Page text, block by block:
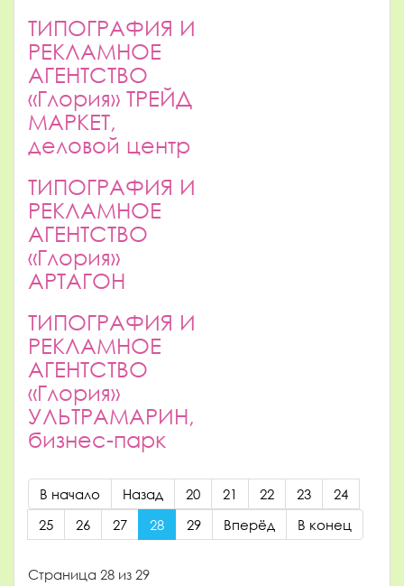
ТИПОГРАФИЯ И
РЕКЛАМНОЕ
АГЕНТСТВО
«Глория» ТРЕЙД
МАРКЕТ,
деловой центр
ТИПОГРАФИЯ И
РЕКЛАМНОЕ
АГЕНТСТВО
«Глория»
АРТАГОН
ТИПОГРАФИЯ И
РЕКЛАМНОЕ
АГЕНТСТВО
«Глория»
УЛЬТРАМАРИН,
бизнес-парк
В начало Назад 20 21 22 23
24
25
26 27 28 29 Вперёд В конец
Страница 28 из 29